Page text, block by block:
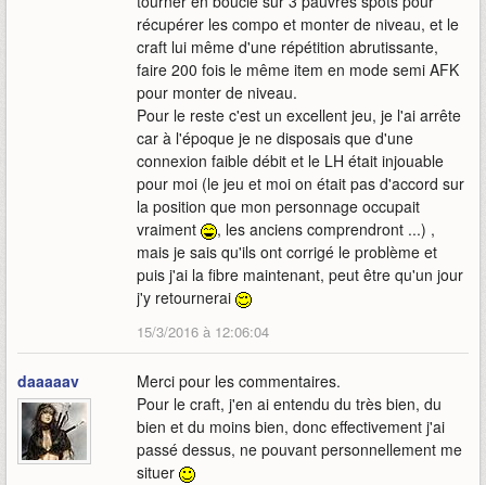
récupérer les compo et monter de niveau, et le
craft lui même d'une répétition abrutissante,
faire 200 fois le même item en mode semi AFK
pour monter de niveau.
Pour le reste c'est un excellent jeu, je l'ai arrête
car à l'époque je ne disposais que d'une
connexion faible débit et le LH était injouable
pour moi (le jeu et moi on était pas d'accord sur
la position que mon personnage occupait
vraiment
, les anciens comprendront ...) ,
mais je sais qu'ils ont corrigé le problème et
puis j'ai la fibre maintenant, peut être qu'un jour
j'y retournerai
15/3/2016 à 12:06:04
daaaaav
Merci pour les commentaires.
Pour le craft, j'en ai entendu du très bien, du
bien et du moins bien, donc effectivement j'ai
passé dessus, ne pouvant personnellement me
situer